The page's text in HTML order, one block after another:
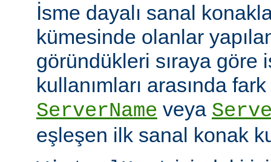
İsme dayalı sanal
kümesinde olanlar
göründükleri sıraya göre
kullanımları arasında
ServerName veya
eşleşen ilk sanal konak